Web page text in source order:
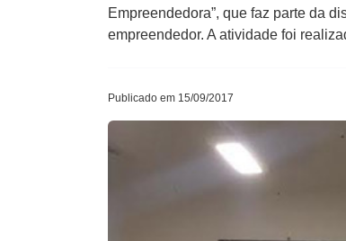
Empreendedora”, que faz parte da
empreendedor. A atividade foi
Publicado em 15/09/2017